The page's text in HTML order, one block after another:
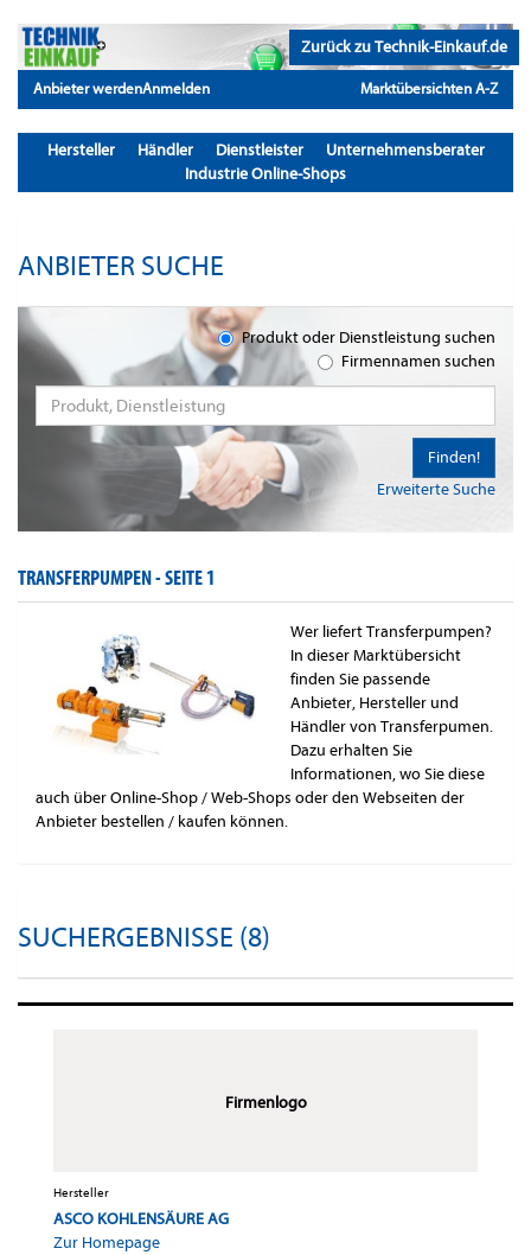
Zurück zu Technik-Einkauf.de
Anbieter werdenAnmelden Marktübersichten A-Z
Hersteller Händler Dienstleister
Unternehmensberater
Industrie Online-Shops
ANBIETER SUCHE
Produkt oder Dienstleistung suchen
Firmennamen suchen
Erweiterte Suche
Finden!
TRANSFERPUMPEN -SEITE 1
Wer liefert Transferpumpen?
In dieser Marktübersicht
finden Sie passende
Anbieter, Hersteller und
Händler von Transferpumen.
Dazu erhalten Sie
Informationen, wo Sie diese
auch über Online-Shop / Web-Shops oder den Webseiten der
Anbieter bestellen / kaufen können.
SUCHERGEBNISSE (8)
Firmenlogo
Hersteller
ASCO KOHLENSÄURE AG
Zur Homepage